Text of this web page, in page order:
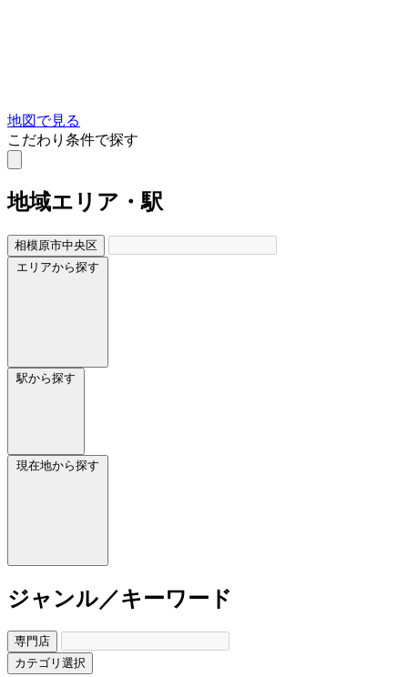
地図で見る
こだわり条件で探す
地域エリア・駅
相模原市中央区
エリアから探す
駅から探す
現在地から探す
ジャンル／キーワード
専門店
カテゴリ選択